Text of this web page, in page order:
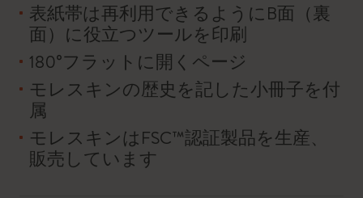
表紙帯は再利用できるようにB面（裏
面）に役立つツールを印刷
180°フラットに開くページ
モレスキンの歴史を記した小冊子を付
属
モレスキンはFSC™認証製品を生産、
販売しています